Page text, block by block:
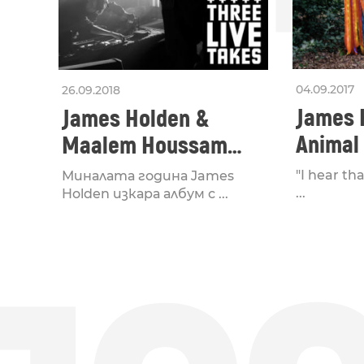
26.09.2018
James Holden &
Maalem Houssam
Guinia – Baba
Hamouda
Миналата година James
Holden изкара албум с ...
04.09.2017
James
"I hear
...